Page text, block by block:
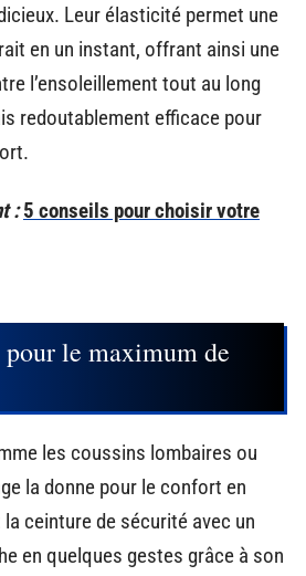
Leur élasticité permet une
en un instant, offrant ainsi une
l’ensoleillement tout au long
redoutablement efficace pour
: 5 conseils pour choisir votre
le maximum de
les coussins lombaires ou
la donne pour le confort en
ceinture de sécurité avec un
en quelques gestes grâce à son